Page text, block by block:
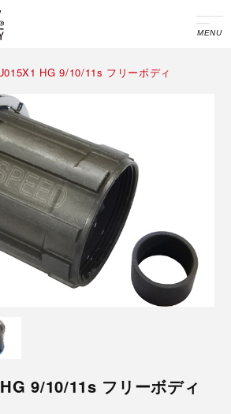
MENU
HG 9/10/11s フリーボディ
9/10/11s フリーボディ